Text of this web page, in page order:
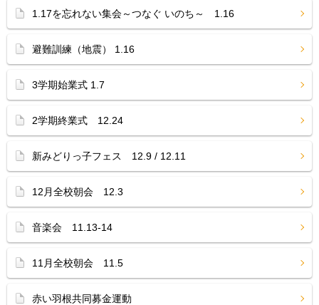
1.17を忘れない集会～つなぐ いのち～ 1.16
避難訓練（地震） 1.16
3学期始業式 1.7
2学期終業式 12.24
新みどりっ子フェス 12.9 / 12.11
12月全校朝会 12.3
音楽会 11.13-14
11月全校朝会 11.5
赤い羽根共同募金運動